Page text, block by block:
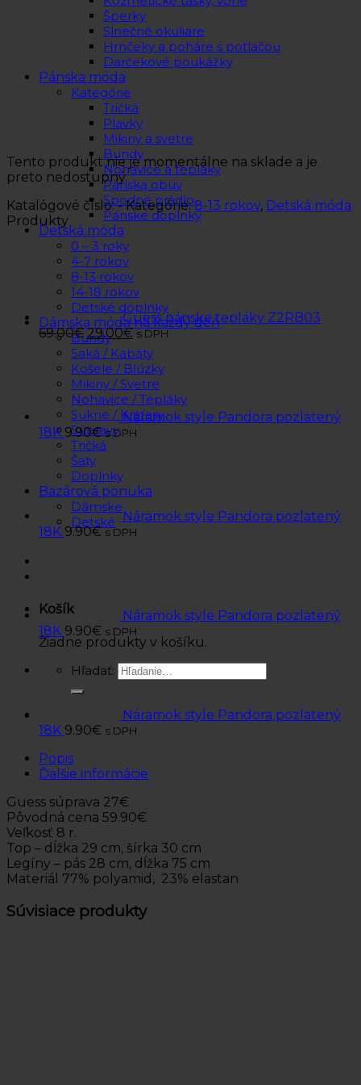
Šperky
Slnečné okuliare
Hrnčeky a poháre s potlačou
Darčekové poukážky
Pánska móda
Kategórie
Tričká
Plavky
Mikiny a svetre
Bundy
Nohavice a tepláky
Pánska obuv
Spodné prádlo
Pánske doplnky
Detská móda
0 – 3 roky
4-7 rokov
8-13 rokov
14-18 rokov
Detské doplnky
Dámska móda na každý deň
Bundy
Saká / Kabáty
Košele / Blúzky
Mikiny / Svetre
Nohavice / Tepláky
Sukne / Kraťasy
Súpravy
Tričká
Šaty
Doplnky
Bazárová ponuka
Dámske
Detské
Košík
Žiadne produkty v košíku.
Hľadať:
Tento produkt nie je momentálne na sklade a je
preto nedostupný.
Katalógové číslo:- Kategórie:8-13 rokov, Detská móda
Produkty
Guess pánske tepláky Z2RB03
69.00€ 29.00€ s DPH
Náramok style Pandora pozlatený
18K 9.90€ s DPH
Náramok style Pandora pozlatený
18K 9.90€ s DPH
Náramok style Pandora pozlatený
18K 9.90€ s DPH
Náramok style Pandora pozlatený
18K 9.90€ s DPH
Popis
Ďalšie informácie
Guess súprava 27€
Pôvodná cena 59.90€
Veľkosť 8 r.
Top – dĺžka 29 cm, šírka 30 cm
Legíny – pás 28 cm, dĺžka 75 cm
Materiál 77% polyamid, 23% elastan
Súvisiace produkty